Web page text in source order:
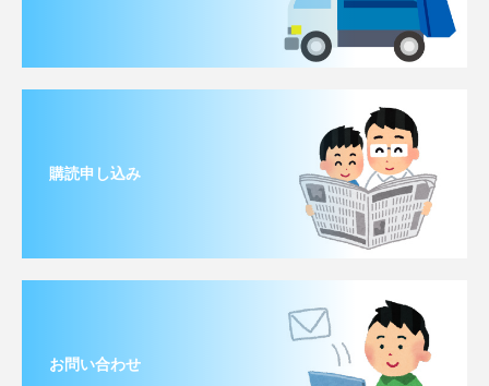
購読申し込み
お問い合わせ